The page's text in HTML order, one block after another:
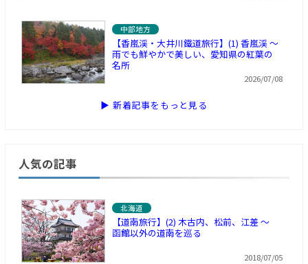
中部地方
【香嵐渓・大井川鐵道旅行】(1) 香嵐渓 ～
雨でも鮮やかで美しい、愛知県の紅葉の
名所
2026/07/08
▶ 新着記事をもっと見る
人気の記事
北海道
【道南旅行】(2) 木古内、松前、江差 ～
函館以外の道南を巡る
2018/07/05